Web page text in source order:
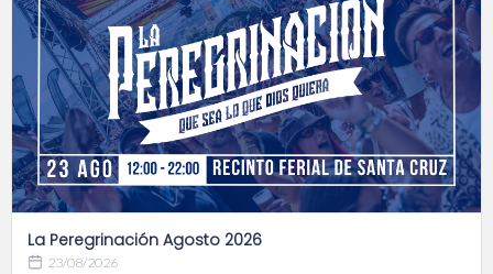
La Peregrinación Agosto 2026
23/08/2026